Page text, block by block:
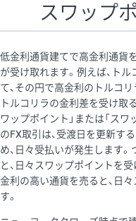
スワップ
低金利通貨建てで高金利通貨
が受け取れます。例えば、ト
て、その円で高金利のトルコ
トルコリラの金利差を受け取
ワップポイント」または「ス
のFX取引は、受渡日を更新す
め、日々受払いが発生します
と、日々スワップポイントを
金利の高い通貨を売ると、日
す。